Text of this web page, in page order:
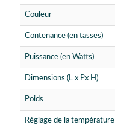
Couleur
Contenance (en tasses)
Puissance (en Watts)
Dimensions (L x Px H)
Poids
Réglage de la température